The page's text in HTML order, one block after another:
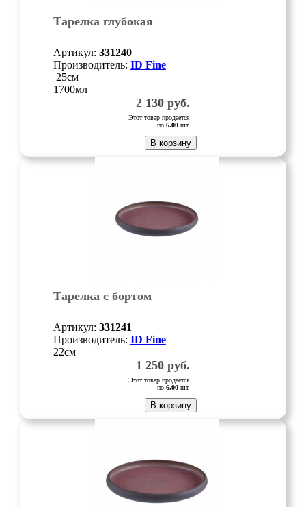
Тарелка глубокая
Артикул: 331240
Производитель: ID Fine
25см
1700мл
2 130руб.
Этот товар продается
по 6.00шт.
В корзину
Тарелка с бортом
Артикул: 331241
Производитель: ID Fine
22см
1 250руб.
Этот товар продается
по 6.00шт.
В корзину